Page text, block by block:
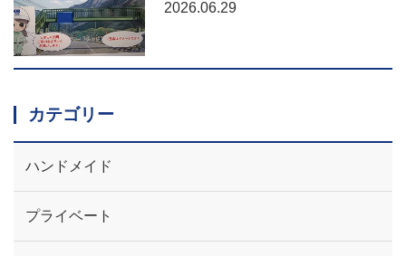
2026.06.29
カテゴリー
ハンドメイド
プライベート